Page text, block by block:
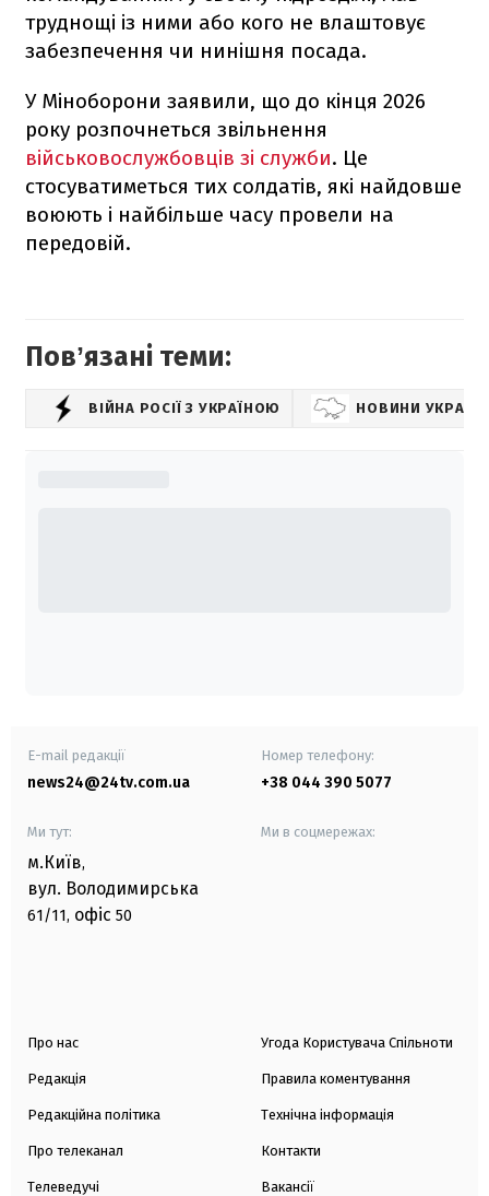
труднощі із ними або кого не влаштовує
забезпечення чи нинішня посада.
У Міноборони заявили, що до кінця 2026
року розпочнеться звільнення
військовослужбовців зі служби. Це
стосуватиметься тих солдатів, які найдовше
воюють і найбільше часу провели на
передовій.
Повʼязані теми:
ВІЙНА РОСІЇ З УКРАЇНОЮ НОВИНИ
E-mail редакції
news24@24tv.com.ua
Номер телефону:
+38 044 390 5077
Ми тут:
м.Київ,
вул. Володимирська
61/11, офіс 50
Ми в соцмережах:
Про нас
Редакція
Редакційна політика
Про телеканал
Телеведучі
Угода Користувача Спільноти
Правила коментування
Технічна інформація
Контакти
Вакансії